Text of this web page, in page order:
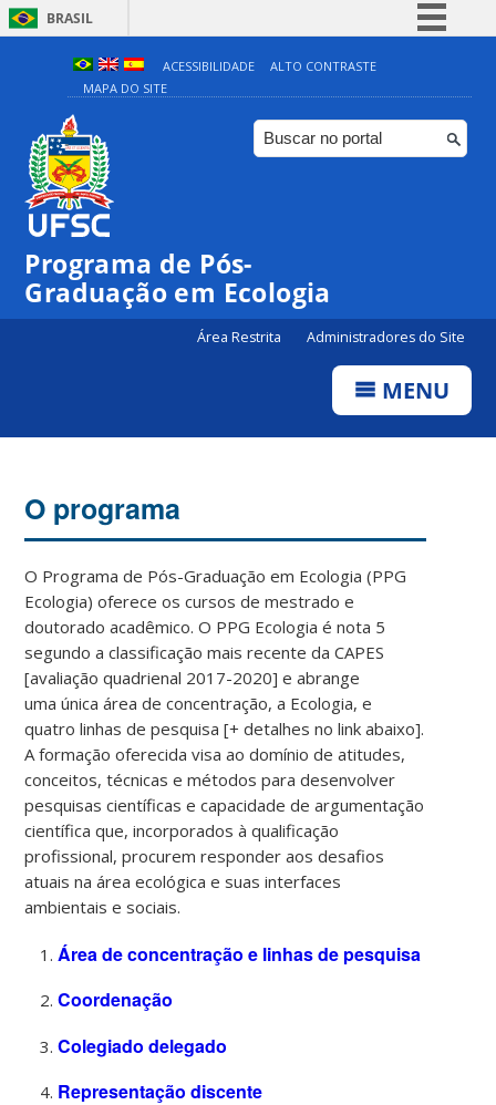
BRASIL
Simplifique!
Comunica BR
Participe
ACESSIBILIDADE
ALTO CONTRASTE
MAPA DO SITE
Programa de Pós-
Graduação em Ecologia
Área Restrita Administradores do Site
MENU
O programa
O Programa de Pós-Graduação em Ecologia (PPG
Ecologia) oferece os cursos de mestrado e
doutorado acadêmico. O PPG Ecologia é nota 5
segundo a classificação mais recente da CAPES
[avaliação quadrienal 2017-2020] e abrange
uma única área de concentração, a Ecologia, e
quatro linhas de pesquisa [+ detalhes no link abaixo].
A formação oferecida visa ao domínio de atitudes,
conceitos, técnicas e métodos para desenvolver
pesquisas científicas e capacidade de argumentação
científica que, incorporados à qualificação
profissional, procurem responder aos desafios
atuais na área ecológica e suas interfaces
ambientais e sociais.
Área de concentração e linhas de pesquisa
Coordenação
Colegiado delegado
Representação discente